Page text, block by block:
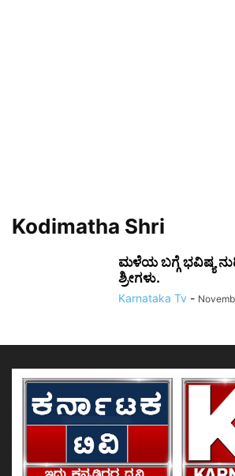
Kodimatha Shri
ಮಳೆಯ ಬಗ್ಗೆ ಭವಿಷ್ಯ
ಶ್ರೀಗಳು.
Karnataka Tv -